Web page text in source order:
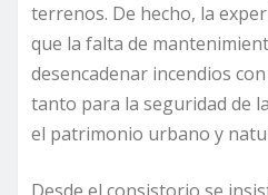
terrenos. De hecho, la
que la falta de
desencadenar incendios
tanto para la seguridad de
el patrimonio urbano y